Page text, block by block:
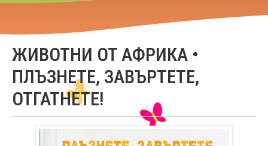
ЖИВОТНИ ОТ АФРИКА •
ПЛЪЗНЕТЕ, ЗАВЪРТЕТЕ,
ОТГАТНЕТЕ!